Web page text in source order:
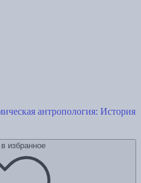
антропология: История
избранное